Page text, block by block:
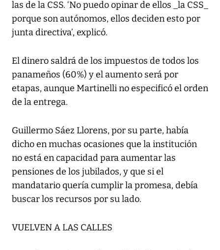
las de la CSS. ‘No puedo opinar de ellos _la CSS_
porque son autónomos, ellos deciden esto por
junta directiva’, explicó.
El dinero saldrá de los impuestos de todos los
panameños (60%) y el aumento será por
etapas, aunque Martinelli no especificó el orden
de la entrega.
Guillermo Sáez Llorens, por su parte, había
dicho en muchas ocasiones que la institución
no está en capacidad para aumentar las
pensiones de los jubilados, y que si el
mandatario quería cumplir la promesa, debía
buscar los recursos por su lado.
VUELVEN A LAS CALLES